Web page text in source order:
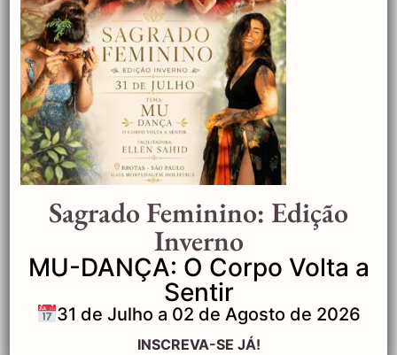
Deixe um comentário
O seu endereço de e-mail não será publicado.
Campos obrigatórios são marcados com
Comentário*
Sagrado Feminino: Edição
Inverno
MU-DANÇA: O Corpo Volta a
Sentir
31 de Julho a 02 de Agosto de 2026
INSCREVA-SE JÁ!